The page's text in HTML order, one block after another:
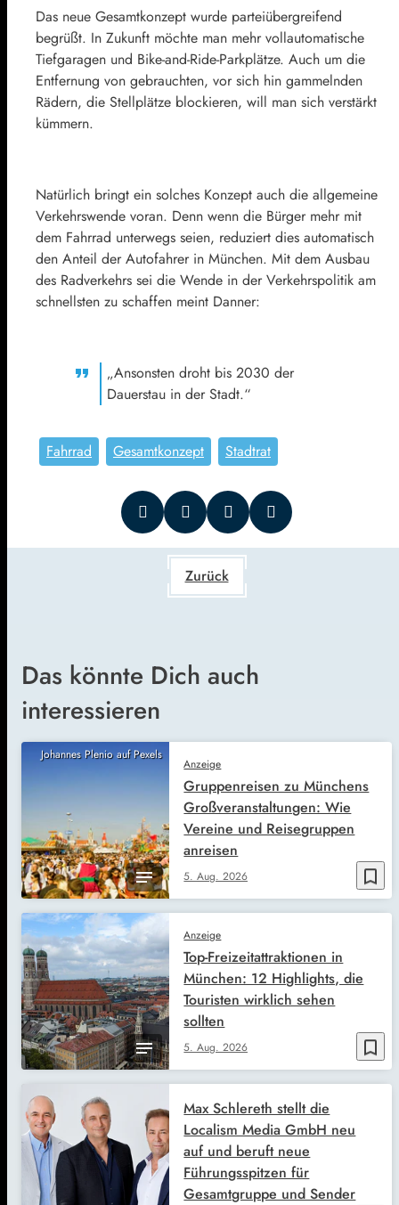
Das neue Gesamtkonzept wurde parteiübergreifend
begrüßt. In Zukunft möchte man mehr vollautomatische
Tiefgaragen und Bike-and-Ride-Parkplätze. Auch um die
Entfernung von gebrauchten, vor sich hin gammelnden
Rädern, die Stellplätze blockieren, will man sich verstärkt
kümmern.
Natürlich bringt ein solches Konzept auch die allgemeine
Verkehrswende voran. Denn wenn die Bürger mehr mit
dem Fahrrad unterwegs seien, reduziert dies automatisch
den Anteil der Autofahrer in München. Mit dem Ausbau
des Radverkehrs sei die Wende in der Verkehrspolitik am
schnellsten zu schaffen meint Danner:
„Ansonsten droht bis 2030 der
Dauerstau in der Stadt.“
Fahrrad Gesamtkonzept Stadtrat
Zurück
Das könnte Dich auch
interessieren
Johannes Plenio auf Pexels
bookmark_border
Anzeige
5. Aug. 2026
Gruppenreisen zu Münchens
Großveranstaltungen: Wie
Vereine und Reisegruppen
anreisen
bookmark_border
Anzeige
5. Aug. 2026
Top-Freizeitattraktionen in
München: 12 Highlights, die
Touristen wirklich sehen
sollten
Max Schlereth stellt die
Localism Media GmbH neu
auf und beruft neue
Führungsspitzen für
Gesamtgruppe und Sender